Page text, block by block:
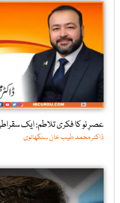
عصرِ نو کا فکری تلاطم: ایک
ڈاکٹر محمد طیب خان سنگھانوی